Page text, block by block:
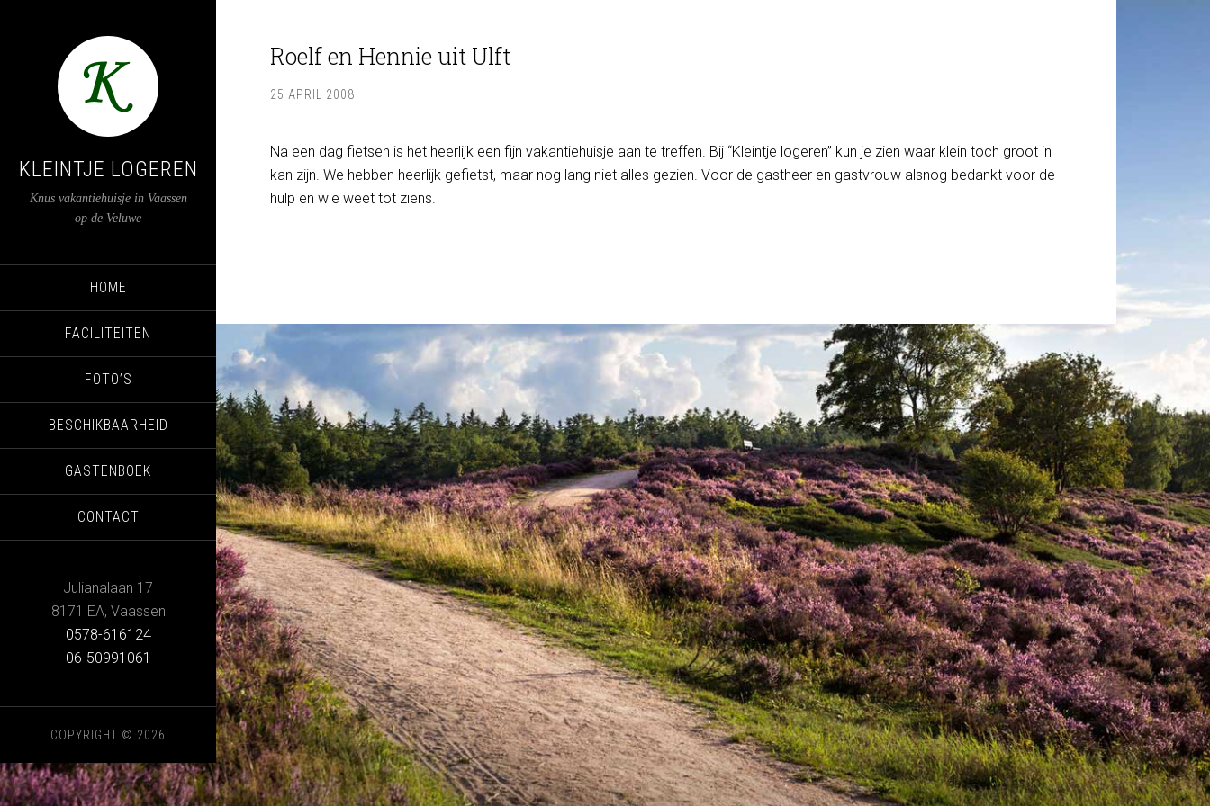
KLEINTJE LOGEREN
Knus vakantiehuisje in Vaassen
op de Veluwe
HOME
FACILITEITEN
FOTO’S
BESCHIKBAARHEID
GASTENBOEK
CONTACT
Julianalaan 17
8171 EA, Vaassen
0578-616124
06-50991061
COPYRIGHT © 2026
Roelf en Hennie uit Ulft
25 APRIL 2008
Na een dag fietsen is het heerlijk een fijn vakantiehuisje aan te treffen. Bij “Kleintje logeren” kun je zien waar klein toch groot in
kan zijn. We hebben heerlijk gefietst, maar nog lang niet alles gezien. Voor de gastheer en gastvrouw alsnog bedankt voor de
hulp en wie weet tot ziens.